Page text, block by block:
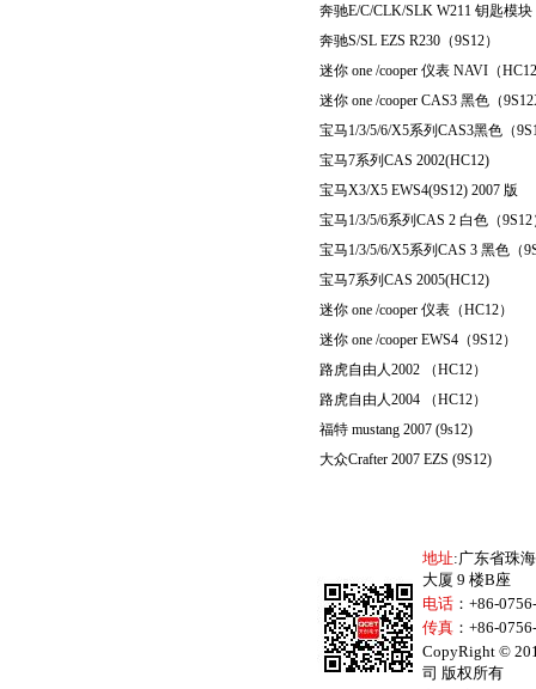
奔驰E/C/CLK/SLK W211 钥匙模块
奔驰S/SL EZS R230 （9S12）
迷你 one /cooper 仪表 NAVI （HC12
迷你 one /cooper CAS3 黑色（
宝马1/3/5/6/X5系列 CAS3黑色（
宝马7系列 CAS
宝马X3/X5 EWS4(9S12) 2007 版
宝马1/3/5/6系列 CAS 2 白色（9S12
宝马1/3/5/6/X5系列 CAS 3 黑色（
宝马7系列 CAS 2005(HC12)
迷你 one /cooper 仪表（HC12）
迷你 one /cooper EWS4 （9S12）
路虎自由人2002 （HC12）
路虎自由人2004 （HC12）
福特 mustang 2007 (9s12)
大众Crafter 2007 EZS (9S12)
地址:广东省珠
大厦 9 楼B座
电话 ：+86-
传真 ：+86-
CopyRight ©
司 版权所有